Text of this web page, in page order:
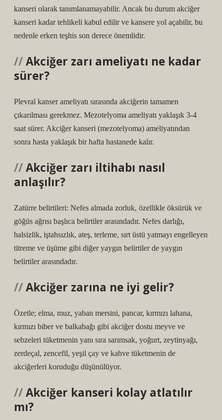
kanseri olarak tanımlanamayabilir. Ancak bu durum akciğer
kanseri kadar tehlikeli kabul edilir ve kansere yol açabilir, bu
nedenle erken teşhis son derece önemlidir.
Akciğer zarı ameliyatı ne kadar
sürer?
Plevral kanser ameliyatı sırasında akciğerin tamamen
çıkarılması gerekmez. Mezotelyoma ameliyatı yaklaşık 3-4
saat sürer. Akciğer kanseri (mezotelyoma) ameliyatından
sonra hasta yaklaşık bir hafta hastanede kalır.
Akciğer zarı iltihabı nasıl
anlaşılır?
Zatürre belirtileri: Nefes almada zorluk, özellikle öksürük ve
göğüs ağrısı başlıca belirtiler arasındadır. Nefes darlığı,
halsizlik, iştahsızlık, ateş, terleme, sırt üstü yatmayı engelleyen
titreme ve üşüme gibi diğer yaygın belirtiler de yaygın
belirtiler arasındadır.
Akciğer zarına ne iyi gelir?
Özetle; elma, muz, yaban mersini, pancar, kırmızı lahana,
kırmızı biber ve balkabağı gibi akciğer dostu meyve ve
sebzeleri tüketmenin yanı sıra sarımsak, yoğurt, zeytinyağı,
zerdeçal, zencefil, yeşil çay ve kahve tüketmenin de
akciğerleri koruduğu düşünülüyor.
Akciğer kanseri kolay atlatılır
mı?